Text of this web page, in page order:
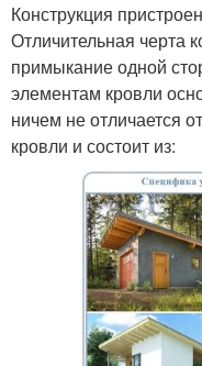
Конструкция
Отличительная черта
примыкание одной
элементам кровли
ничем не отличается
кровли и состоит из: